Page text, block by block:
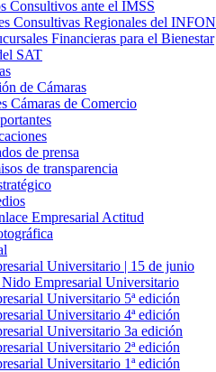
Consultivos ante el IMSS
Consultivas Regionales del
Financieras para el Bienestar
SAT
de Cámaras
Cámaras de Comercio
de prensa
de transparencia
Empresarial Actitud
Universitario | 15 de junio
Nido Empresarial Universitario
Universitario 5ª edición
Universitario 4ª edición
Universitario 3a edición
Universitario 2ª edición
Universitario 1ª edición